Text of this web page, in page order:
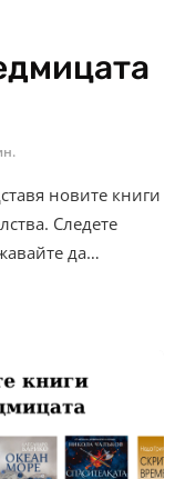
новите книги
Следете
да…